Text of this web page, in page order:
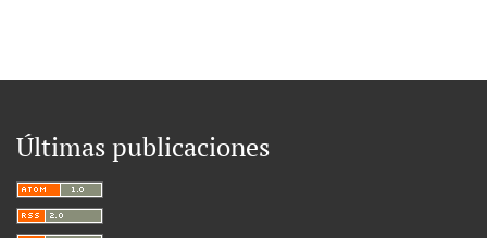
Últimas publicaciones